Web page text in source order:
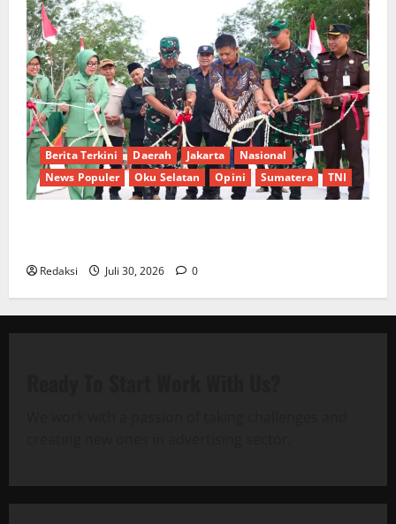
Berita Terkini Daerah Jakarta
Nasional
News Populer
Oku Selatan Opini Sumatera TNI
Redaksi Juli 30, 2026 0